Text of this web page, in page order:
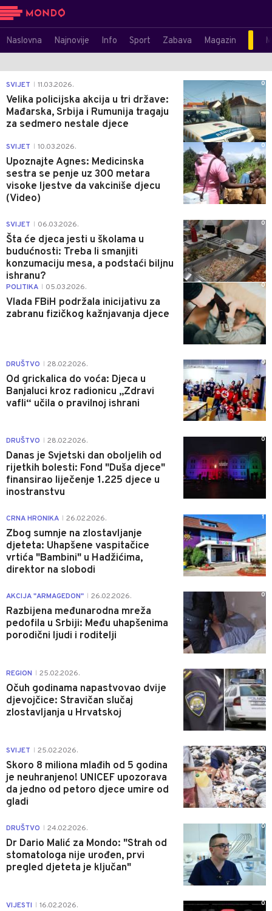
Naslovna Najnovije Info Sport Zabava Magazin
SVIJET 11.03.2026.
Velika policijska akcija u tri države:
Mađarska, Srbija i Rumunija tragaju
za sedmero nestale djece
0
SVIJET 10.03.2026.
Upoznajte Agnes: Medicinska
sestra se penje uz 300 metara
visoke ljestve da vakciniše djecu
(Video)
0
SVIJET 06.03.2026.
Šta će djeca jesti u školama u
budućnosti: Treba li smanjiti
konzumaciju mesa, a podstaći biljnu
ishranu?
0
POLITIKA 05.03.2026.
Vlada FBiH podržala inicijativu za
zabranu fizičkog kažnjavanja djece
0
DRUŠTVO 28.02.2026.
Od grickalica do voća: Djeca u
Banjaluci kroz radionicu „Zdravi
vafli“ učila o pravilnoj ishrani
0
DRUŠTVO 28.02.2026.
Danas je Svjetski dan oboljelih od
rijetkih bolesti: Fond "Duša djece"
finansirao liječenje 1.225 djece u
inostranstvu
0
CRNA HRONIKA 26.02.2026.
Zbog sumnje na zlostavljanje
djeteta: Uhapšene vaspitačice
vrtića "Bambini" u Hadžićima,
direktor na slobodi
1
AKCIJA "ARMAGEDON" 26.02.2026.
Razbijena međunarodna mreža
pedofila u Srbiji: Među uhapšenima
porodični ljudi i roditelji
0
REGION 25.02.2026.
Očuh godinama napastvovao dvije
djevojčice: Stravičan slučaj
zlostavljanja u Hrvatskoj
1
SVIJET 25.02.2026.
Skoro 8 miliona mlađih od 5 godina
je neuhranjeno! UNICEF upozorava
da jedno od petoro djece umire od
gladi
0
DRUŠTVO 24.02.2026.
Dr Dario Malić za Mondo: "Strah od
stomatologa nije urođen, prvi
pregled djeteta je ključan"
0
VIJESTI 16.02.2026. 0